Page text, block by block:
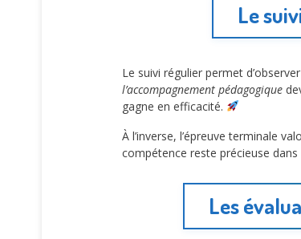
Le
Le suivi régulier permet d’observer
l’accompagnement pédagogique
gagne en efficacité.
À l’inverse, l’épreuve terminale
compétence reste précieuse
Les